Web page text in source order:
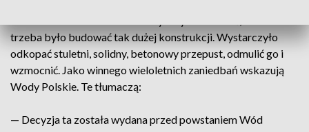
trzeba było budować tak dużej konstrukcji. Wystarczyło
odkopać stuletni, solidny, betonowy przepust, odmulić go i
wzmocnić. Jako winnego wieloletnich zaniedbań wskazują
Wody Polskie. Te tłumaczą:
— Decyzja ta została wydana przed powstaniem Wód